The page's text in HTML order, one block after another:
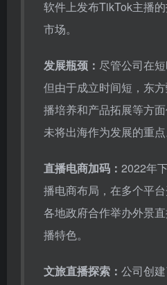
软件上发布TikTok主播
市场。
发展瓶颈： 尽管公司在
但由于成立时间短，东
播培养和产品拓展等方
未将出海作为发展的重点
直播电商加码： 2022年
播电商布局，在多个平
各地政府合作举办外景
播特色。
文旅直播探索： 公司创